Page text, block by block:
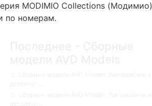
MODIMIO Collections (Модимио)
по номерам.